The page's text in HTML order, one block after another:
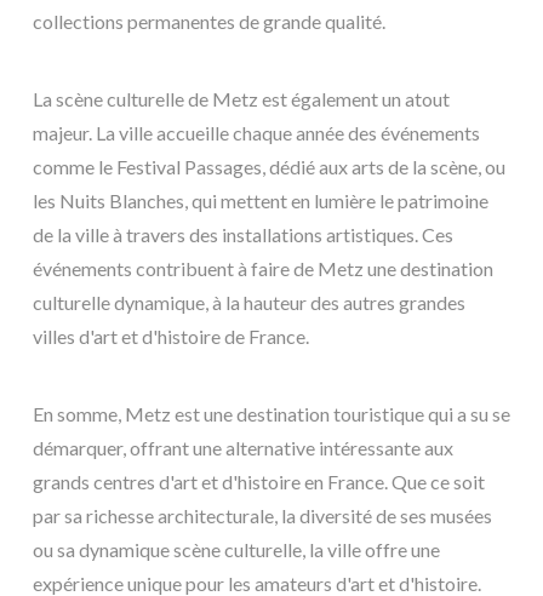
collections permanentes de grande qualité.
La scène culturelle de Metz est également un atout
majeur. La ville accueille chaque année des événements
comme le Festival Passages, dédié aux arts de la scène, ou
les Nuits Blanches, qui mettent en lumière le patrimoine
de la ville à travers des installations artistiques. Ces
événements contribuent à faire de Metz une destination
culturelle dynamique, à la hauteur des autres grandes
villes d'art et d'histoire de France.
En somme, Metz est une destination touristique qui a su se
démarquer, offrant une alternative intéressante aux
grands centres d'art et d'histoire en France. Que ce soit
par sa richesse architecturale, la diversité de ses musées
ou sa dynamique scène culturelle, la ville offre une
expérience unique pour les amateurs d'art et d'histoire.